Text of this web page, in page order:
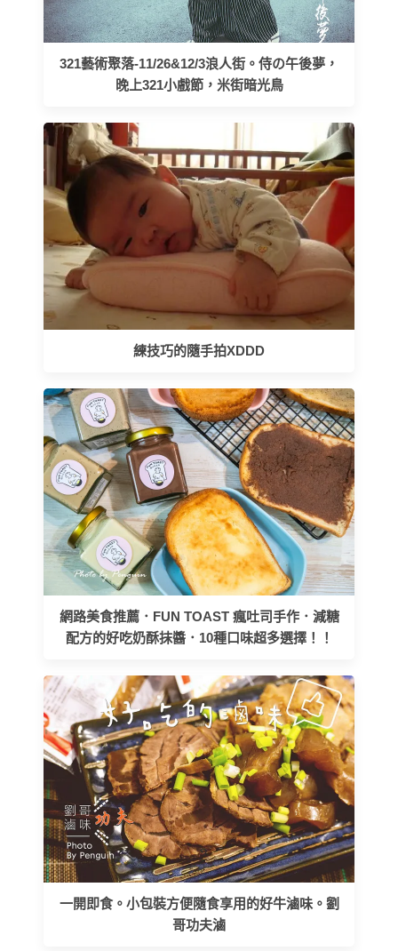
321藝術聚落-11/26&12/3浪人街。侍の午後夢，
晚上321小戲節，米街暗光鳥
練技巧的隨手拍XDDD
網路美食推薦．FUN TOAST 瘋吐司手作．減糖
配方的好吃奶酥抹醬．10種口味超多選擇！！
一開即食。小包裝方便隨食享用的好牛滷味。劉
哥功夫滷